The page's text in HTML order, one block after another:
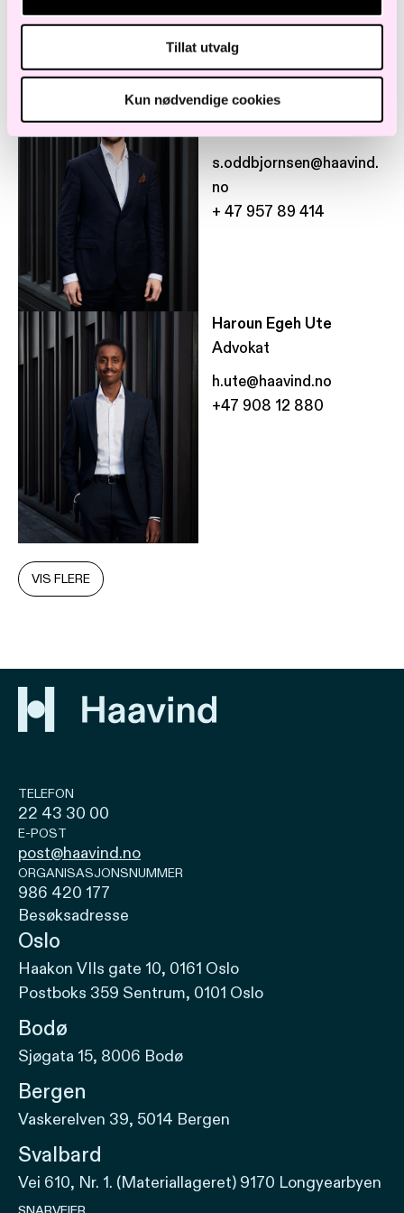
Tillat utvalg
Kun nødvendige cookies
Oddbjørnsen
s.oddbjornsen@haavind.
no
+ 47 957 89 414
Haroun Egeh Ute
Advokat
h.ute@haavind.no
+47 908 12 880
VIS FLERE
TELEFON
22 43 30 00
E-POST
post@haavind.no
ORGANISASJONSNUMMER
986 420 177
Besøksadresse
Oslo
Haakon VIIs gate 10, 0161 Oslo
Postboks 359 Sentrum, 0101 Oslo
Bodø
Sjøgata 15, 8006 Bodø
Bergen
Vaskerelven 39, 5014 Bergen
Svalbard
Vei 610, Nr. 1. (Materiallageret) 9170 Longyearbyen